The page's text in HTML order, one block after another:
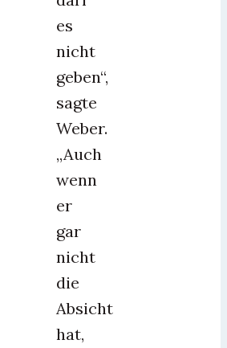
es
nicht
geben“,
sagte
Weber.
„Auch
wenn
er
gar
nicht
die
Absicht
hat,